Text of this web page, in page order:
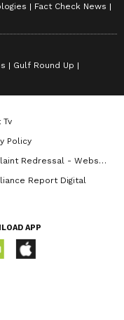
Fact Check News
Gulf Round Up
Tv
Policy
Redressal - Website
Report Digital
APP